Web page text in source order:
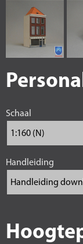
Schaal
Handleiding